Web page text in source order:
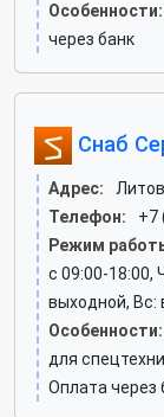
Особенности:
через банк
Снаб
Адрес:
Телефон:
+7
Режим
c 09:00-18:00,
выходной, Вс:
Особенности:
для
Оплата через